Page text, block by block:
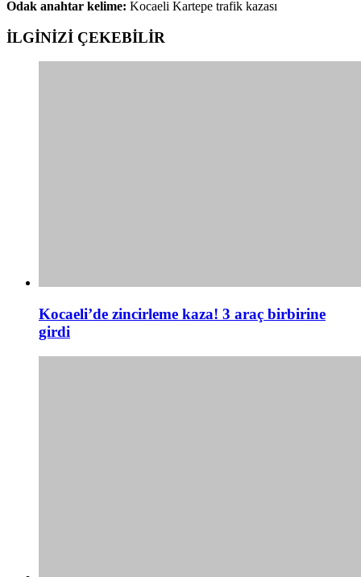
Odak anahtar kelime: Kocaeli Kartepe trafik kazası
İLGİNİZİ ÇEKEBİLİR
Kocaeli’de zincirleme kaza! 3 araç birbirine
girdi